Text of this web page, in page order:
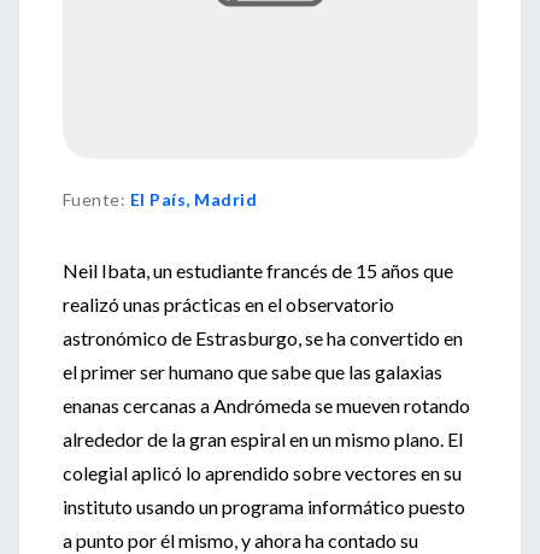
Fuente: El País, Madrid
Neil Ibata, un estudiante francés de 15 años que
realizó unas prácticas en el observatorio
astronómico de Estrasburgo, se ha convertido en
el primer ser humano que sabe que las galaxias
enanas cercanas a Andrómeda se mueven rotando
alrededor de la gran espiral en un mismo plano. El
colegial aplicó lo aprendido sobre vectores en su
instituto usando un programa informático puesto
a punto por él mismo, y ahora ha contado su